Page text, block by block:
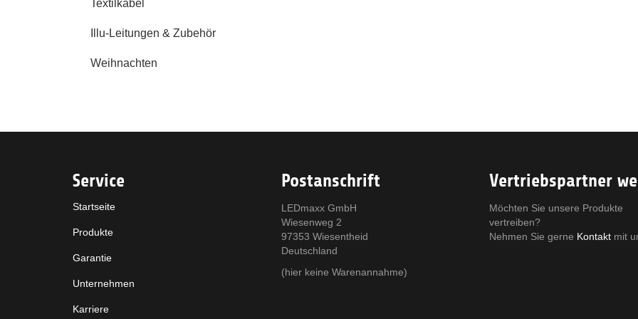
Textilkabel
Illu-Leitungen & Zubehör
Weihnachten
Service
Startseite
Produkte
Garantie
Unternehmen
Karriere
Postanschrift
LEDmaxx GmbH
Wiesenweg 2
97353 Wiesentheid
Deutschland
(hier keine Warenannahme)
Vertriebspartner
Möchten Sie unsere Produkte
vertreiben?
Nehmen Sie gerne Kontakt mit